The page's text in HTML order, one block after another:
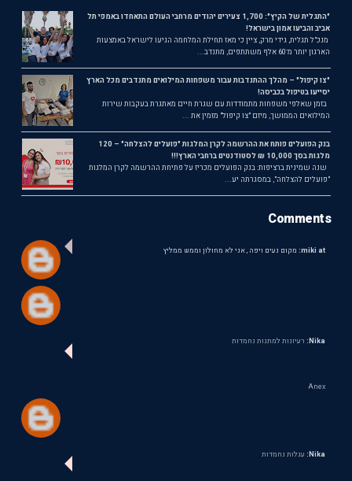
"התגלית של הקיץ": 1,700 צעירים יהודים מרחבי העולם התאחדו באמפי תל
אביב והביעו אמון בישראל!
מנכ"ל תגלית, גידי מרק, ציין כי מאז תחילת המלחמה הגיעו לישראל באמצעות
הארגון יותר מ־60 אלף משתתפים, מתנדב...
"צו קיפול" – מהלך ההתנדבות עבור משפחות המילואים מתנדבים מכל הארץ
יסייעו בטיפול בכביסה!
בזמן שאלפי משפחות מתמודדות עם שגרת חיים מאתגרת בעקבות שירות
המילואים הממושך, מיזם "צו קיפול" מזמין את ...
בנק הפועלים פותח את ההרשמה לקרן המלגות "פועלים להצלחה" – 120
מלגות בסך 10,000 ₪ לסטודנטים ברחבי הארץ!!!
שנה שמינית ברציפות: בנק הפועלים מכריז על פתיחת ההרשמה לקרן המלגות
"פועלים להצלחה", במסגרתה יע...
Comments
miki at: מקום נעים ויפה , אני לא מחולון וממש ממליץ
Nika: רעיונות למתנות נחמדות
Anex
Nika: עגלות נחמדות